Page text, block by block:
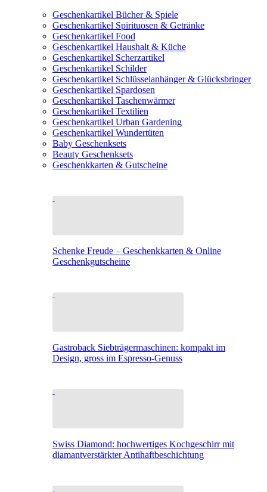
Geschenkartikel Bücher & Spiele
Geschenkartikel Spirituosen & Getränke
Geschenkartikel Food
Geschenkartikel Haushalt & Küche
Geschenkartikel Scherzartikel
Geschenkartikel Schilder
Geschenkartikel Schlüsselanhänger & Glücksbringer
Geschenkartikel Spardosen
Geschenkartikel Taschenwärmer
Geschenkartikel Textilien
Geschenkartikel Urban Gardening
Geschenkartikel Wundertüten
Baby Geschenksets
Beauty Geschenksets
Geschenkkarten & Gutscheine
Schenke Freude – Geschenkkarten & Online
Geschenkgutscheine
Gastroback Siebträgermaschinen: kompakt im
Design, gross im Espresso-Genuss
Swiss Diamond: hochwertiges Kochgeschirr mit
diamantverstärkter Antihaftbeschichtung